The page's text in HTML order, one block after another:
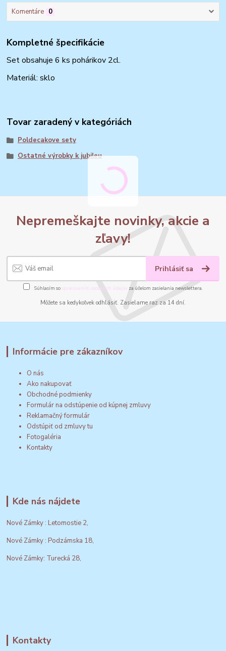
Komentáre 0
Kompletné špecifikácie
Set obsahuje 6 ks pohárikov 2cl.
Materiál: sklo
Tovar zaradený v kategóriách
Poldecakove sety
Ostatné výrobky k jubileu
Nepremeškajte novinky, akcie a
zľavy!
Prihlásiť sa
Súhlasím sospracovaním osobných údajov za účelom zasielania newslettera.
Môžete sa kedykoľvek odhlásiť. Zasielame raz za 14 dní.
Informácie pre zákazníkov
O nás
Ako nakupovať
Obchodné podmienky
Formulár na odstúpenie od kúpnej zmluvy
Reklamačný formulár
Odstúpiť od zmluvy tu
Fotogaléria
Kontakty
Kde nás nájdete
Nové Zámky : Letomostie 2,
Nové Zámky : Podzámska 18,
Nové Zámky: Turecká 28,
Kontakty